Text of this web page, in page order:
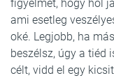
figyelmét, hogy hol
ami esetleg
oké. Legjobb, ha
beszélsz, úgy a tiéd
célt, vidd el egy